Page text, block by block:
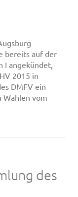
bereits auf der
I angekündet,
2015 in
DMFV ein
Wahlen vom
des